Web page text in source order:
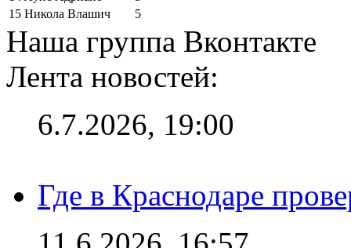
15 Никола Влашич 5
Наша группа Вконтакте
Лента новостей:
6.7.2026, 19:00
Где в Краснодаре